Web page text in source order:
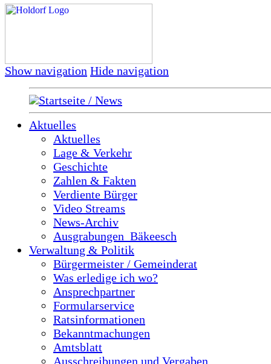
Show navigation Hide navigation
Startseite / News
Aktuelles
Aktuelles
Lage & Verkehr
Geschichte
Zahlen & Fakten
Verdiente Bürger
Video Streams
News-Archiv
Ausgrabungen_Bäkeesch
Verwaltung & Politik
Bürgermeister / Gemeinderat
Was erledige ich wo?
Ansprechpartner
Formularservice
Ratsinformationen
Bekanntmachungen
Amtsblatt
Ausschreibungen und Vergaben